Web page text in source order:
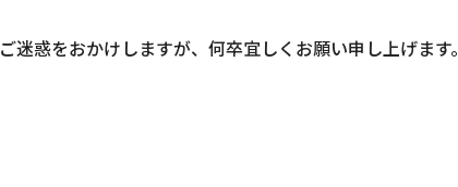
ご迷惑をおかけしますが、何卒宜しくお願い申し上げます。